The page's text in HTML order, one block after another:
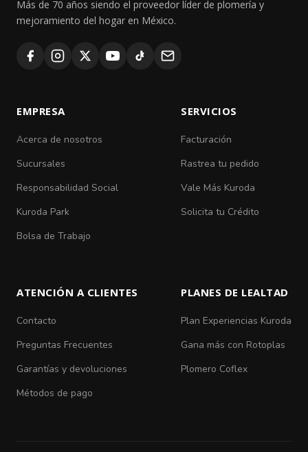
Más de 70 años siendo el proveedor líder de plomería y
mejoramiento del hogar en México.
EMPRESA
Acerca de nosotros
Sucursales
Responsabilidad Social
Kuroda Park
Bolsa de Trabajo
SERVICIOS
Facturación
Rastrea tu pedido
Vale Más Kuroda
Solicita tu Crédito
ATENCIÓN A CLIENTES
Contacto
Preguntas Frecuentes
Garantías y devoluciones
Métodos de pago
PLANES DE LEALTAD
Plan Experiencias Kuroda
Gana más con Rotoplas
Plomero Coflex